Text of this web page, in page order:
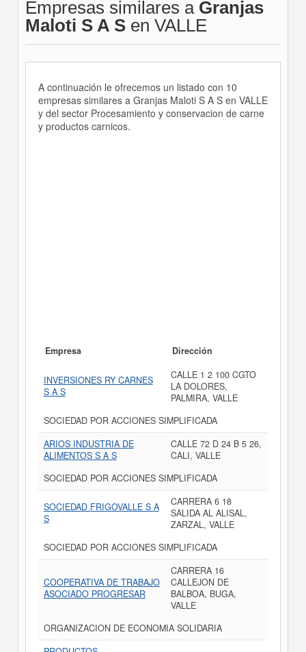
Empresas similares a Granjas
Maloti S A Sen VALLE
A continuación le ofrecemos un listado con 10
empresas similares a Granjas Maloti S A S en VALLE
y del sector Procesamiento y conservacion de carne
y productos carnicos.
Empresa Dirección
INVERSIONES RY CARNES
S A S
CALLE 1 2 100 CGTO
LA DOLORES,
PALMIRA, VALLE
SOCIEDAD POR ACCIONES SIMPLIFICADA
ARIOS INDUSTRIA DE
ALIMENTOS S A S
CALLE 72 D 24 B 5 26,
CALI, VALLE
SOCIEDAD POR ACCIONES SIMPLIFICADA
SOCIEDAD FRIGOVALLE S A
S
CARRERA 6 18
SALIDA AL ALISAL,
ZARZAL, VALLE
SOCIEDAD POR ACCIONES SIMPLIFICADA
COOPERATIVA DE TRABAJO
ASOCIADO PROGRESAR
CARRERA 16
CALLEJON DE
BALBOA, BUGA,
VALLE
ORGANIZACION DE ECONOMIA SOLIDARIA